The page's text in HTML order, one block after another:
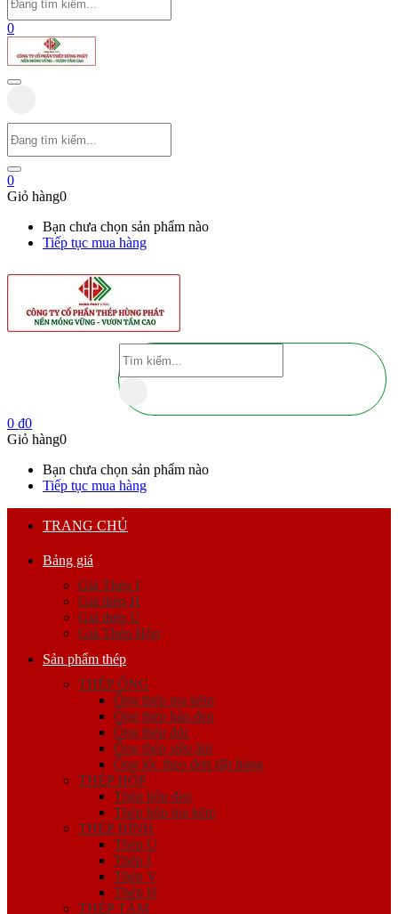
0
0
Giỏ hàng0
Bạn chưa chọn sản phẩm nào
Tiếp tục mua hàng
0 ₫0
Giỏ hàng0
Bạn chưa chọn sản phẩm nào
Tiếp tục mua hàng
TRANG CHỦ
Bảng giá
Giá Thép I
Giá thép H
Giá thép U
Giá Thép Hộp
Sản phẩm thép
THÉP ỐNG
Ống thép mạ kẽm
Ống thép hàn đen
Ống thép đúc
Ống thép siêu âm
Ống lốc theo đơn đặt hàng
THÉP HỘP
Thép hộp đen
Thép hộp mạ kẽm
THÉP HÌNH
Thép U
Thép I
Thép V
Thép H
THÉP TẤM